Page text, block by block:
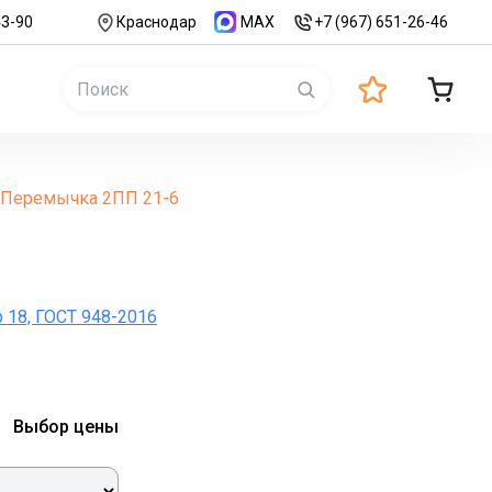
90 Краснодар MAX +7 (967) 651-26-46
Перемычка 2ПП 21-6
18, ГОСТ 948-2016
Выбор цены